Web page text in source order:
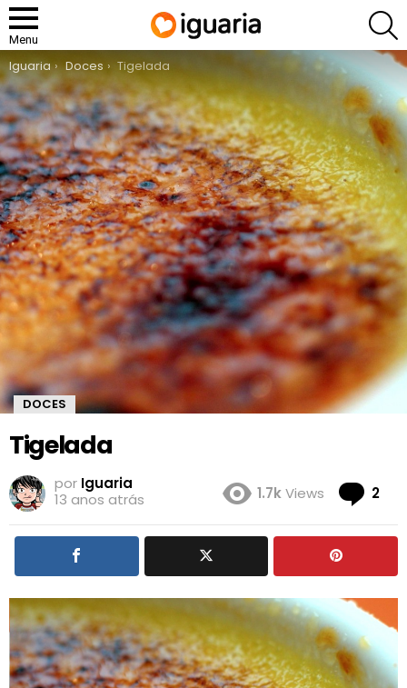
Menu
You are here:
Iguaria Doces Tigelada
DOCES
Tigelada
por Iguaria
13 anos atrás
1.7kViews 2